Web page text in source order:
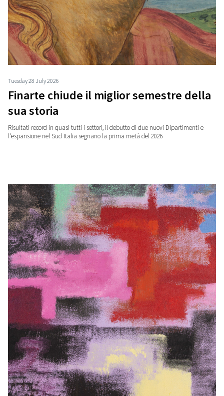
Tuesday 28 July 2026
Finarte chiude il miglior semestre della
sua storia
Risultati record in quasi tutti i settori, il debutto di due nuovi Dipartimenti e
l'espansione nel Sud Italia segnano la prima metà del 2026